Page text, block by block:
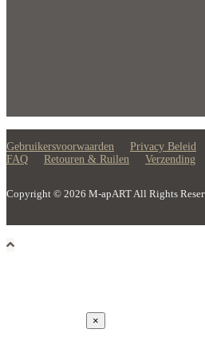
Gebruikersvoorwaarden Privacy Beleid
FAQ
Retouren & Ruilen Verzending
Copyright © 2026 M-apART All Rights
×